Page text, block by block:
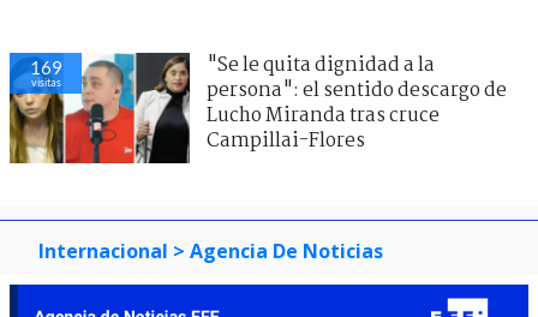
169
visitas
"Se le quita dignidad a la
persona": el sentido descargo de
Lucho Miranda tras cruce
Campillai-Flores
Internacional > Agencia De Noticias